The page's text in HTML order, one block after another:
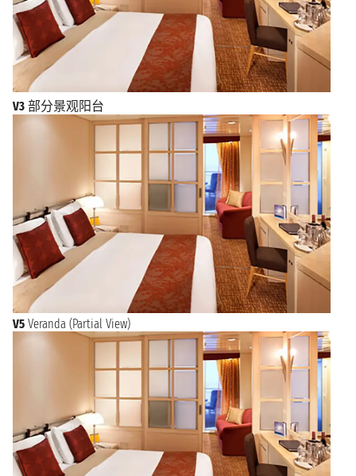
V3 部分景观阳台
V5 Veranda (Partial View)